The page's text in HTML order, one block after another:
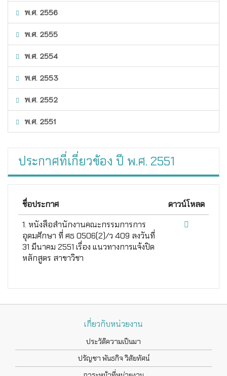
พ.ศ. 2556
พ.ศ. 2555
พ.ศ. 2554
พ.ศ. 2553
พ.ศ. 2552
พ.ศ. 2551
ประกาศที่เกี่ยวข้อง ปี พ.ศ. 2551
ชื่อประกาศ
ดาวน์โหลด
1. หนังสือสำนักงานคณะกรรมการการ
อุดมศึกษา ที่ ศธ 0506(2)/ว 409 ลงวันที่
31 มีนาคม 2551 เรื่อง แนวทางการแจ้งปิด
หลักสูตร สาขาวิชา
เกี่ยวกับหน่วยงาน
ประวัติความเป็นมา
ปรัญชา พันธกิจ วิสัยทัศน์